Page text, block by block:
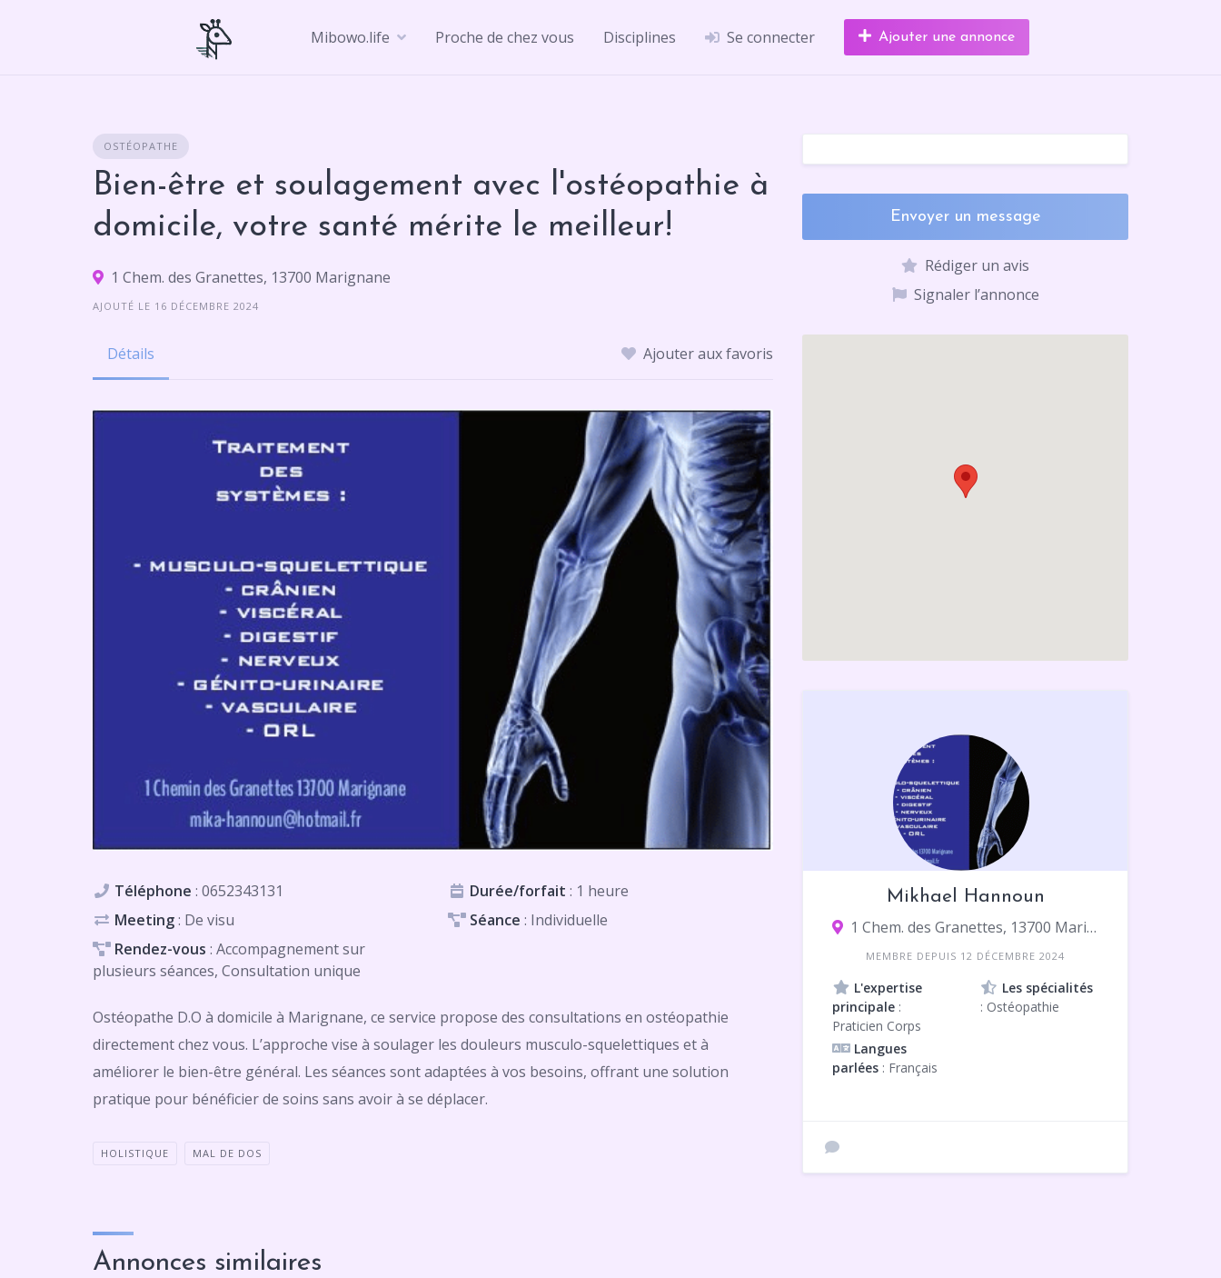
Mibowo.life Proche de chez vous Disciplines Se connecter Ajouter une annonce
OSTÉOPATHE
Bien-être et soulagement avec l'ostéopathie à
domicile, votre santé mérite le meilleur!
1 Chem. des Granettes, 13700 Marignane
AJOUTÉ LE 16 DÉCEMBRE 2024
Détails Ajouter aux favoris
Téléphone : 0652343131 Durée/forfait : 1 heure
Meeting: De visu Séance : Individuelle
Rendez-vous : Accompagnement sur
plusieurs séances, Consultation unique
Ostéopathe D.O à domicile à Marignane, ce service propose des consultations en ostéopathie
directement chez vous. L’approche vise à soulager les douleurs musculo-squelettiques et à
améliorer le bien-être général. Les séances sont adaptées à vos besoins, offrant une solution
pratique pour bénéficier de soins sans avoir à se déplacer.
HOLISTIQUE MAL DE DOS
Envoyer un message
Rédiger un avis
Signaler l’annonce
Mikhael Hannoun
1 Chem. des Granettes, 13700 Marignane
MEMBRE DEPUIS 12 DÉCEMBRE 2024
L'expertise
principale :
Praticien Corps
Les spécialités
: Ostéopathie
Langues
parlées : Français
Annonces similaires